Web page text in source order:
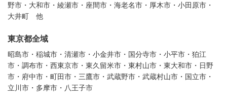
野市・大和市・綾瀬市・座間市・海老名市・厚木市・小田原市・
大井町 他
東京都全域
昭島市・稲城市・清瀬市・小金井市・国分寺市・小平市・狛江
市・調布市・西東京市・東久留米市・東村山市・東大和市・日野
市・府中市・町田市・三鷹市・武蔵野市・武蔵村山市・国立市・
立川市・多摩市・八王子市